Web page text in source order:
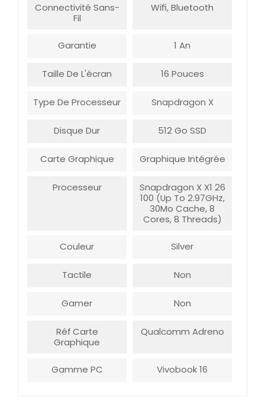
Connectivité Sans-
Fil
Wifi, Bluetooth
Garantie 1 An
Taille De L'écran 16 Pouces
Type De Processeur Snapdragon X
Disque Dur 512 Go SSD
Carte Graphique Graphique Intégrée
Processeur
Snapdragon X X1 26
100 (up To 2.97GHz,
30Mo Cache, 8
Cores, 8 Threads)
Couleur Silver
Tactile Non
Gamer Non
Réf Carte
Graphique
Qualcomm Adreno
Gamme PC Vivobook 16